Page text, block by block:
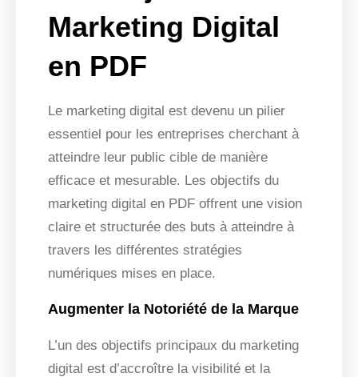
Marketing Digital
en PDF
Le marketing digital est devenu un pilier
essentiel pour les entreprises cherchant à
atteindre leur public cible de manière
efficace et mesurable. Les objectifs du
marketing digital en PDF offrent une vision
claire et structurée des buts à atteindre à
travers les différentes stratégies
numériques mises en place.
Augmenter la Notoriété de la Marque
L’un des objectifs principaux du marketing
digital est d’accroître la visibilité et la